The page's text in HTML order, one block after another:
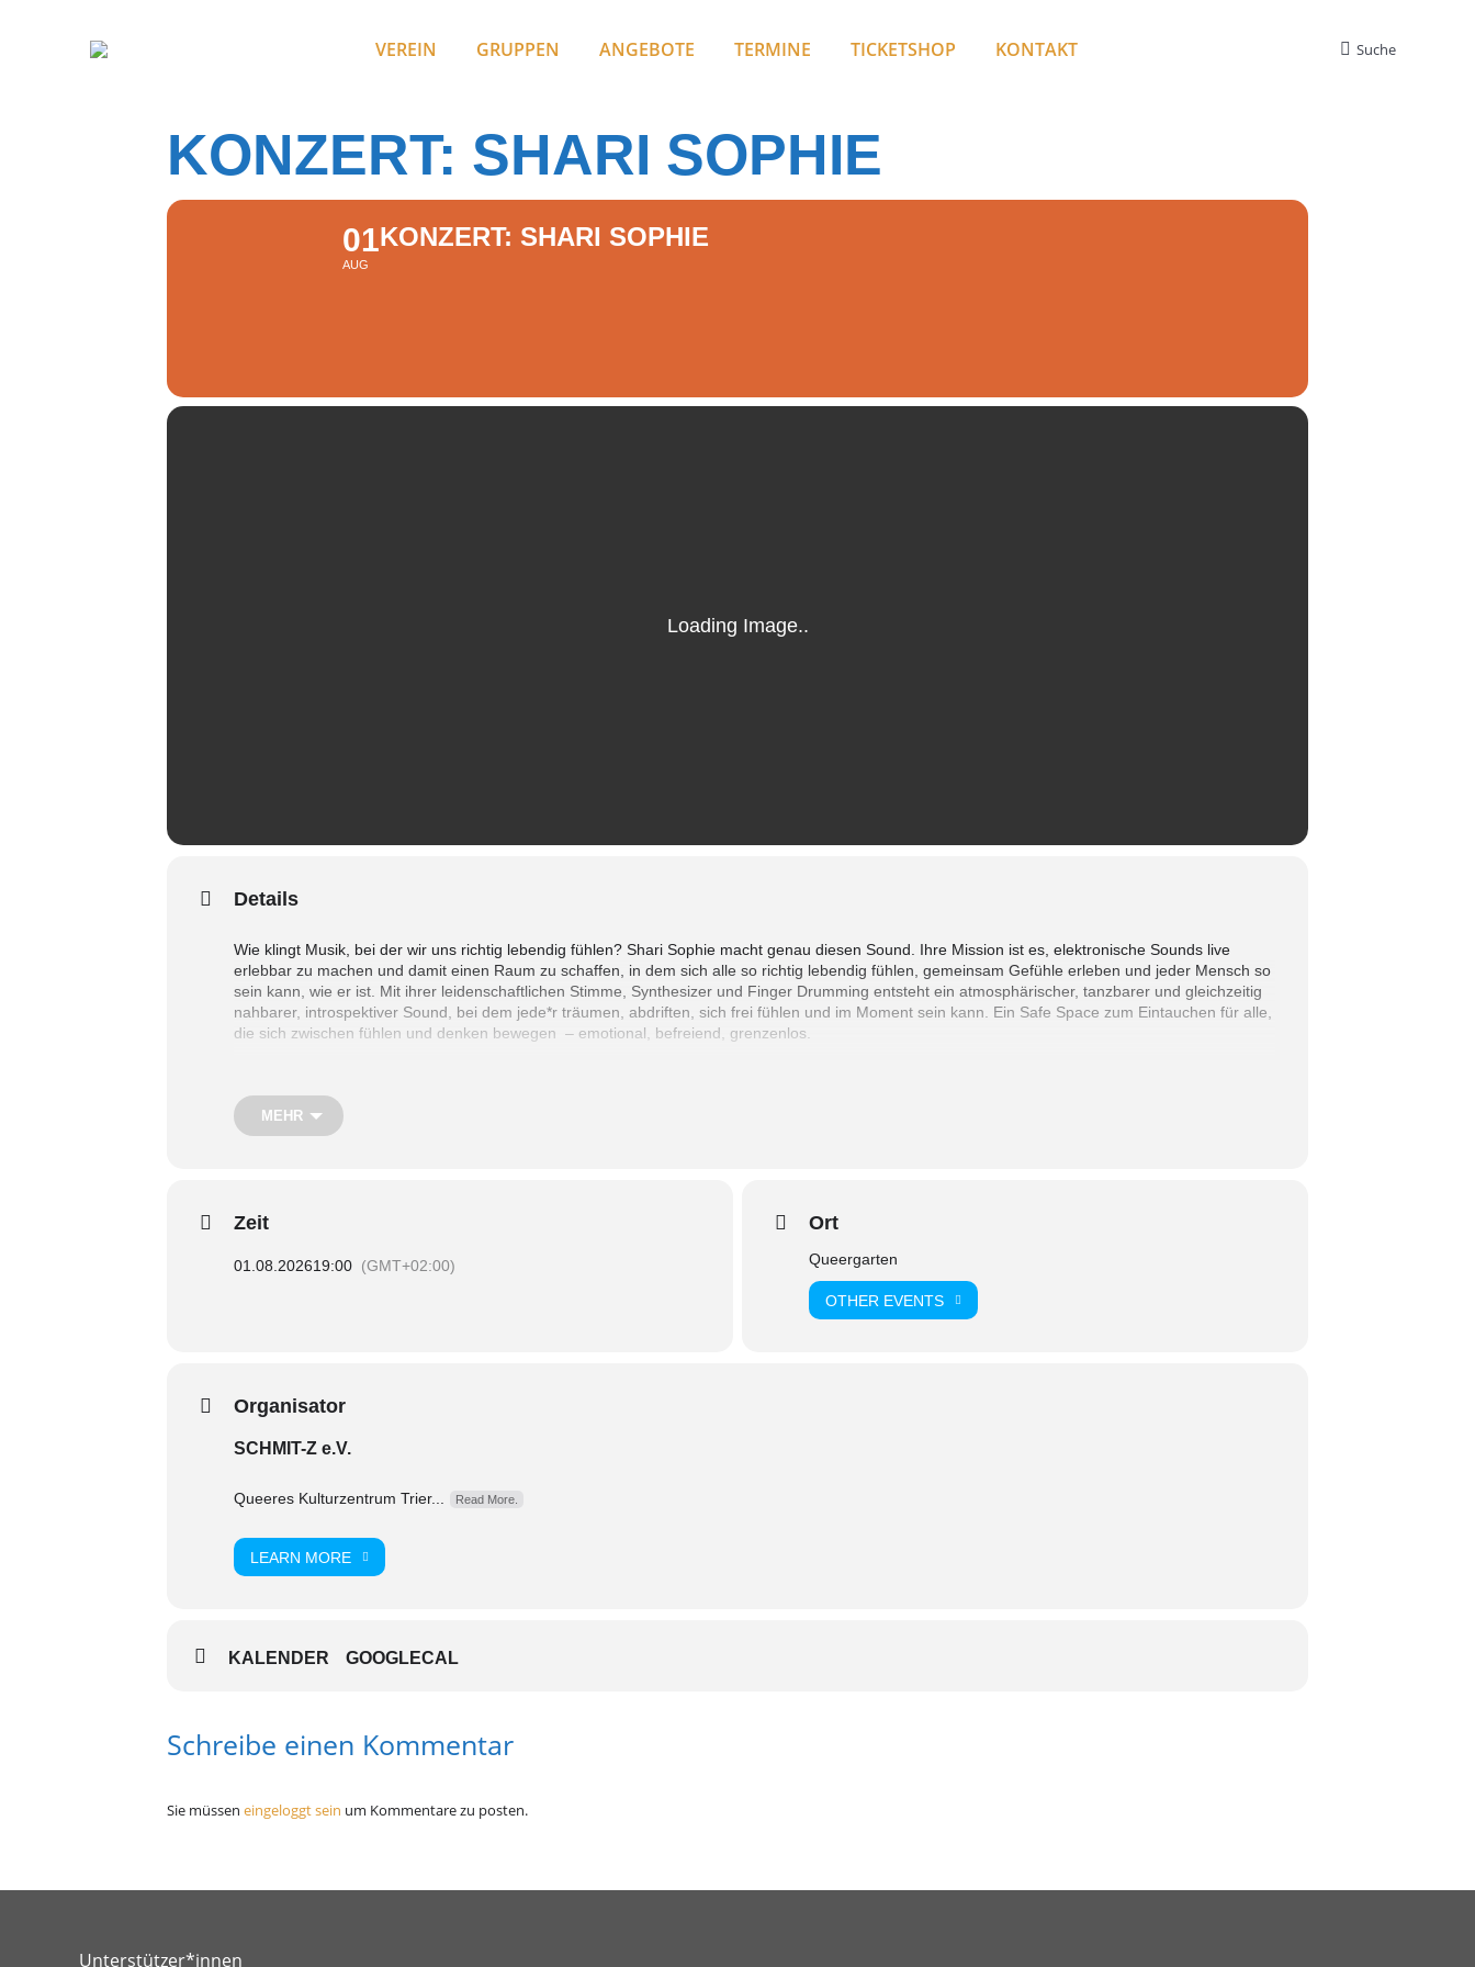
VEREIN GRUPPEN ANGEBOTE TERMINE TICKETSHOP KONTAKT Search:
Suche
KONZERT: SHARI SOPHIE
01
AUG
KONZERT: SHARI SOPHIE
Details
Wie klingt Musik, bei der wir uns richtig lebendig fühlen? Shari Sophie macht genau diesen Sound. Ihre Mission ist es, elektronische Sounds live
erlebbar zu machen und damit einen Raum zu schaffen, in dem sich alle so richtig lebendig fühlen, gemeinsam Gefühle erleben und jeder Mensch so
sein kann, wie er ist. Mit ihrer leidenschaftlichen Stimme, Synthesizer und Finger Drumming entsteht ein atmosphärischer, tanzbarer und gleichzeitig
nahbarer, introspektiver Sound, bei dem jede*r träumen, abdriften, sich frei fühlen und im Moment sein kann. Ein Safe Space zum Eintauchen für alle,
die sich zwischen fühlen und denken bewegen – emotional, befreiend, grenzenlos.
MEHR
Zeit
01.08.202619:00 (GMT+02:00)
Ort
Queergarten
OTHER EVENTS
Organisator
SCHMIT-Z e.V.
Queeres Kulturzentrum Trier... Read More.
LEARN MORE
KALENDER GOOGLECAL
Schreibe einen Kommentar
Sie müssen eingeloggt sein um Kommentare zu posten.
Unterstützer*innen